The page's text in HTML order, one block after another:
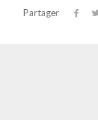
Partager